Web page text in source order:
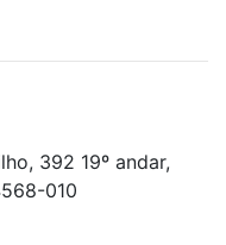
392 19º andar,
010